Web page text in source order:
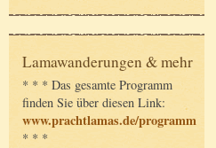
Lamawanderungen & mehr
* * * Das gesamte Programm
finden Sie über diesen Link:
www.prachtlamas.de/programm
* * *